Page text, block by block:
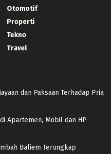
Otomotif
Properti
Tekno
Travel
dan Paksaan Terhadap Pria
Apartemen, Mobil dan HP
Baliem Terungkap